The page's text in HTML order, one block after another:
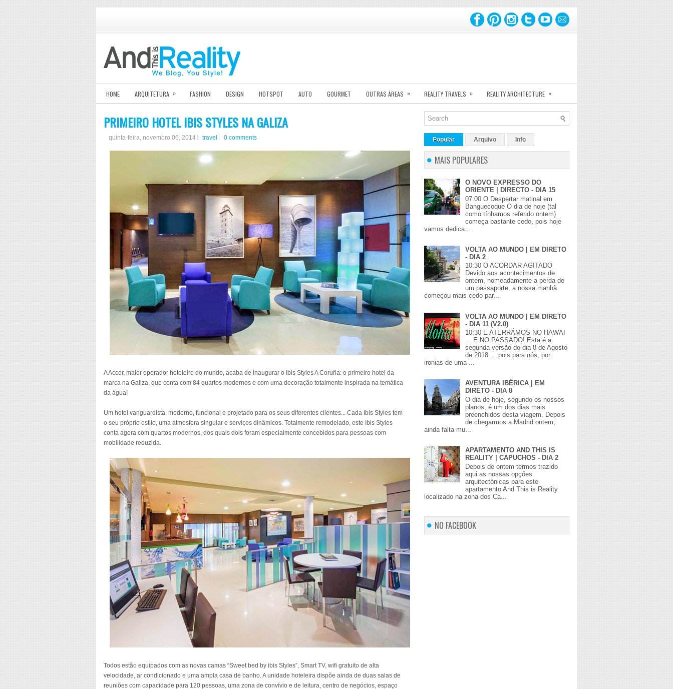
HOME ARQUITETURA » FASHION DESIGN HOTSPOT AUTO GOURMET OUTRAS ÁREAS » REALITY TRAVELS » REALITY ARCHITECTURE »
PRIMEIRO HOTEL IBIS STYLES NA GALIZA
quinta-feira, novembro 06, 2014 travel 0 comments
A Accor, maior operador hoteleiro do mundo, acaba de inaugurar o Ibis Styles A Coruña: o primeiro hotel da
marca na Galiza, que conta com 84 quartos modernos e com uma decoração totalmente inspirada na temática
da água!
Um hotel vanguardista, moderno, funcional e projetado para os seus diferentes clientes... Cada Ibis Styles tem
o seu próprio estilo, uma atmosfera singular e serviços dinâmicos. Totalmente remodelado, este Ibis Styles
conta agora com quartos modernos, dos quais dois foram especialmente concebidos para pessoas com
mobilidade reduzida.
Todos estão equipados com as novas camas “Sweet bed by ibis Styles”, Smart TV, wifi gratuito de alta
velocidade, ar condicionado e uma ampla casa de banho. A unidade hoteleira dispõe ainda de duas salas de
reuniões com capacidade para 120 pessoas, uma zona de convívio e de leitura, centro de negócios, espaço
Popular Arquivo Info
MAIS POPULARES
O NOVO EXPRESSO DO
ORIENTE | DIRECTO - DIA 15
07:00 O Despertar matinal em
Banguecoque O dia de hoje (tal
como tínhamos referido ontem)
começa bastante cedo, pois hoje
vamos dedica...
VOLTA AO MUNDO | EM DIRETO
- DIA 2
10:30 O ACORDAR AGITADO
Devido aos acontecimentos de
ontem, nomeadamente a perda de
um passaporte, a nossa manhã
começou mais cedo par...
VOLTA AO MUNDO | EM DIRETO
- DIA 11 (V2.0)
10:30 E ATERRÁMOS NO HAWAI
... E NO PASSADO! Esta é a
segunda versão do dia 8 de Agosto
de 2018 ... pois para nós, por
ironias de uma ...
AVENTURA IBÉRICA | EM
DIRETO - DIA 8
O dia de hoje, segundo os nossos
planos, é um dos dias mais
preenchidos desta viagem. Depois
de chegarmos a Madrid ontem,
ainda falta mu...
APARTAMENTO AND THIS IS
REALITY | CAPUCHOS - DIA 2
Depois de ontem termos trazido
aqui as nossas opções
arquitectónicas para este
apartamento And This is Reality
localizado na zona dos Ca...
NO FACEBOOK